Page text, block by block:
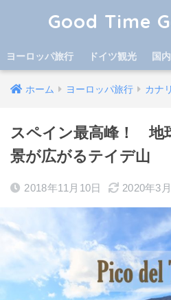
Good Time
ヨーロッパ旅行 ドイツ観光 国
ホーム ヨーロッパ旅行 カナ
スペイン最高峰！ 地
景が広がるテイデ山
2018年11月10日 2020年3